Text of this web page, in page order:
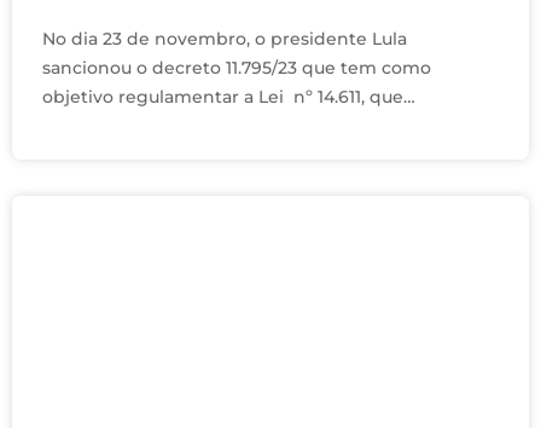
No dia 23 de novembro, o presidente Lula
sancionou o decreto 11.795/23 que tem como
objetivo regulamentar a Lei nº 14.611, que